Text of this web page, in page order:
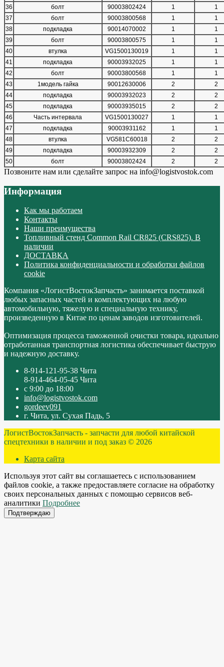
36
болт 90003802424 1
1
37
болт 90003800568 1
1
38
подкладка 90014070002 1
1
39
болт 90003800575 1
1
40
втулка VG1500130019 1
1
41
подкладка 90003932025 1
1
42
болт 90003800568 1
1
43
1модель гайка 90012630006 2
2
44
подкладка 90003932023 2
2
45
подкладка 90003935015 2
2
46
Часть интервала VG1500130027 1
1
47
подкладка 90003931162 1
1
48
втулка VG581C60018 2
2
49
подкладка 90003932309 2
2
50
болт 90003802424 2 2
Позвоните нам или сделайте запрос на info@logistvostok.com
Информация
Как мы работаем
Контакты
Наши преимущества
Топливный стенд Common Rail CR825 (CRS825). В
наличии
ДОСТАВКА
Политика конфиденциальности и обработки файлов
cookie
Компания «ЛогистВостокЗапчасть» занимается поставкой
любых запасных частей и комплектующих на любую
автомобильную, тяжелую и специальную технику,
произведенную в Китае по ценам заводов изготовителей.
Оптимизация процесса таможенной очистки товара, идеально
отработанная транспортная логистика обеспечивает быструю
и надежную доставку.
8-914-121-95-38 Чита
8-914-464-05-45 Чита
с 9:00 до 18:00
info@logistvostok.com
gordeev091
г. Чита, ул. Сухая Падь, 5
ЛогистВостокЗапчасть - запчасти для любой китайской
спецтехники в наличии и под заказ © 2026
Карта сайта
Используя этот сайт вы соглашаетесь с использованием
файлов cookie, а также предоставляете согласие на обработку
своих персональных данных с помощью сервисов веб-
аналитики Подробнее
Подтверждаю